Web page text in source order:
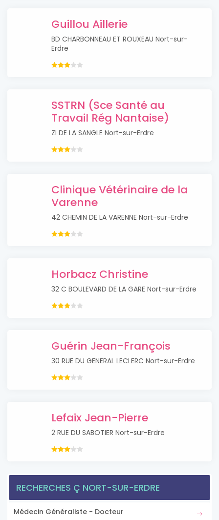
Guillou Aillerie
BD CHARBONNEAU ET ROUXEAU Nort-sur-
Erdre
SSTRN (Sce Santé au
Travail Rég Nantaise)
ZI DE LA SANGLE Nort-sur-Erdre
Clinique Vétérinaire de la
Varenne
42 CHEMIN DE LA VARENNE Nort-sur-Erdre
Horbacz Christine
32 C BOULEVARD DE LA GARE Nort-sur-Erdre
Guérin Jean-François
30 RUE DU GENERAL LECLERC Nort-sur-Erdre
Lefaix Jean-Pierre
2 RUE DU SABOTIER Nort-sur-Erdre
RECHERCHES Ç NORT-SUR-ERDRE
Médecin Généraliste - Docteur